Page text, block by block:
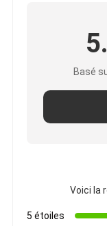
Basé
Voici la
5 étoiles